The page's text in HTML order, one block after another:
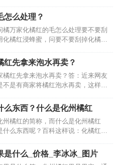
怎么处理？
橘万家化橘红的毛怎么处理要不要刮
化橘红浸蜂蜜，问要不要刮掉化橘红
理的。就像平时我们泡化橘红片
泡茶一样用就可以。这样的话，你知
它的绒毛的一些知识了吗。…
红先拿来泡水再卖？
橘红先拿来泡水再卖？答：近来网友
不是有商家将橘红泡水再卖，这样有
州大多数橘红企业都是有良心的。这
是橘红切片可以比较深色，冒充陈年
有1年的，品质没有提升，价格却提升
商家例如说他们家的6年…
么东西？什么是化州橘红
州橘红的简称，而什么是化州橘红
什么东西呢？百科这样说：化橘红是
等功效，有“南方人参”之称。明清时期
品。因其具有独特的健胃行气、化痰
是什么_价格_李冰冰_图片